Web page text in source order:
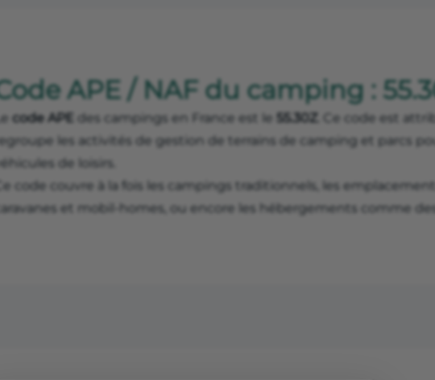
APE / NAF du camping :
code APE des campings en France est le 55.30Z
. Ce code est
les activités de gestion de terrains de camping et parcs
de loisirs.
code couvre à la fois les campings traditionnels, les
et mobil-homes, ou encore les hébergements comme